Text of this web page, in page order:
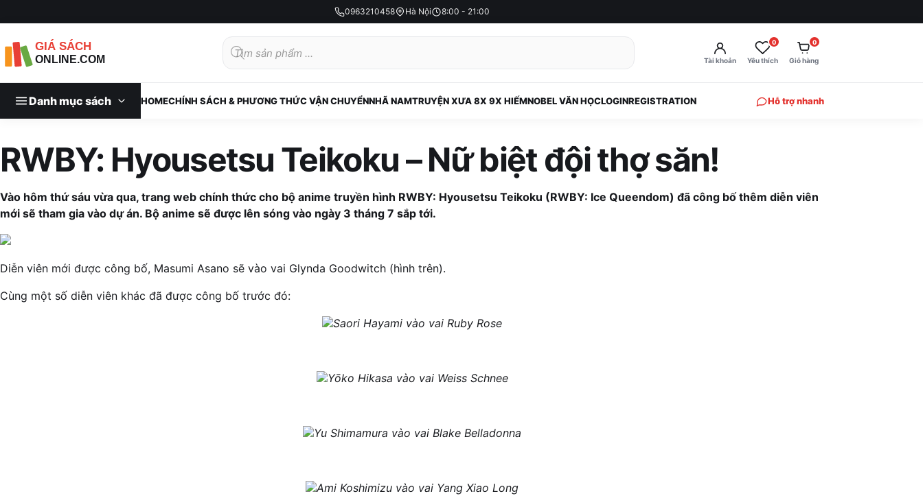
0963210458 Hà Nội 8:00 - 21:00
kiếm
sản
Tài khoản Yêu thích
0
Giỏ hàng
0
Danh mục sách HOMECHÍNH SÁCH & PHƯƠNG THỨC VẬN CHUYỂNNHÃ NAMTRUYỆN XƯA 8X 9X HIẾMNOBEL VĂN HỌCLOGINREGISTRATION Hỗ trợ nhanh
RWBY: Hyousetsu Teikoku – Nữ biệt đội thợ săn!
Vào hôm thứ sáu vừa qua, trang web chính thức cho bộ anime truyền hình RWBY: Hyousetsu Teikoku (RWBY: Ice Queendom) đã công bố thêm diễn viên
mới sẽ tham gia vào dự án. Bộ anime sẽ được lên sóng vào ngày 3 tháng 7 sắp tới.
Diễn viên mới được công bố, Masumi Asano sẽ vào vai Glynda Goodwitch (hình trên).
Cùng một số diễn viên khác đã được công bố trước đó:
Saori Hayami vào vai Ruby Rose
Yōko Hikasa vào vai Weiss Schnee
Yu Shimamura vào vai Blake Belladonna
Ami Koshimizu vào vai Yang Xiao Long